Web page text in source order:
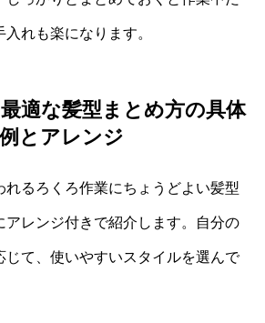
れも楽になります。
適な髪型まとめ方の具体
例とアレンジ
れるろくろ作業にちょうどよい髪型
アレンジ付きで紹介します。自分の
じて、使いやすいスタイルを選んで